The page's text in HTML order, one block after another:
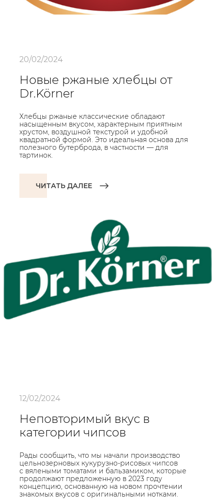
20/02/2024
Новые ржаные хлебцы от
Dr.Körner
Хлебцы ржаные классические обладают
насыщенным вкусом, характерным приятным
хрустом, воздушной текстурой и удобной
квадратной формой. Это идеальная основа для
полезного бутерброда, в частности — для
тартинок.
ЧИТАТЬ ДАЛЕЕ
12/02/2024
Неповторимый вкус в
категории чипсов
Рады сообщить, что мы начали производство
цельнозерновых кукурузно-рисовых чипсов
с вялеными томатами и бальзамиком, которые
продолжают предложенную в 2023 году
концепцию, основанную на новом прочтении
знакомых вкусов с оригинальными нотками.